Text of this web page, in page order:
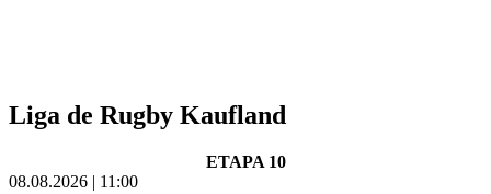
Liga de Rugby Kaufland
ETAPA 10
08.08.2026 | 11:00